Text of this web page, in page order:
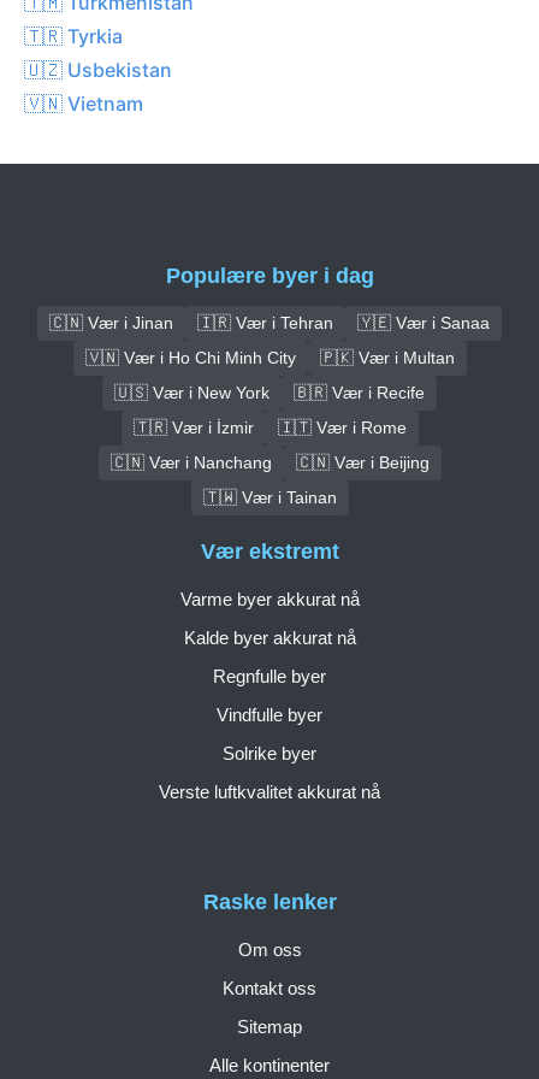
🇹🇷 Tyrkia
🇺🇿 Usbekistan
🇻🇳 Vietnam
Populære byer i dag
🇨🇳 Vær i Jinan 🇮🇷 Vær i Tehran
🇾🇪 Vær i Sanaa
🇻🇳 Vær i Ho Chi Minh City
🇵🇰 Vær i Multan
🇺🇸 Vær i New York
🇧🇷 Vær i Recife
🇹🇷 Vær i İzmir
🇮🇹 Vær i Rome
🇨🇳 Vær i Nanchang
🇨🇳 Vær i Beijing
🇹🇼 Vær i Tainan
Raske lenker
Om oss
Kontakt oss
Sitemap
Alle kontinenter
Vær ekstremt
Varme byer akkurat nå
Kalde byer akkurat nå
Regnfulle byer
Vindfulle byer
Solrike byer
Verste luftkvalitet akkurat nå